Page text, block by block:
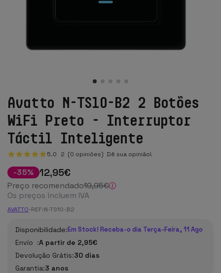
Avatto N-TS10-B2 2 Botões
WiFi Preto - Interruptor
Táctil Inteligente
5.0 2 (0 opiniões) Dê sua opinião!
-35% 12,95€
Preço recomendado19,95€
Os preços incluem IVA
AVATTO-REF:N-TS10-B2
Disponibilidade:Em Stock! Receba-o dia Terça-Feira, 11 Ago
Envío :A partir de 2,95€
Devolução Grátis:30 dias
Garantia:3 anos